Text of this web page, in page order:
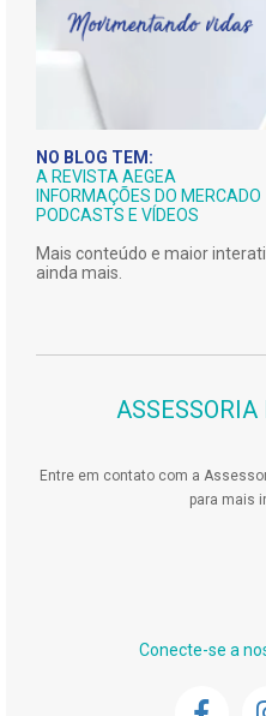
NO BLOG TEM:
A REVISTA AEGEA
INFORMAÇÕES DO MERCADO
PODCASTS E VÍDEOS
Mais conteúdo e maior
ainda mais.
Entre em contato com a
para mais
Conecte-se a